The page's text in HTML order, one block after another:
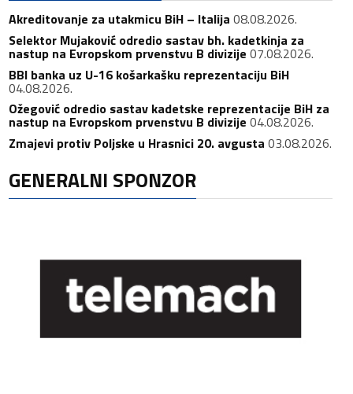
Akreditovanje za utakmicu BiH – Italija 08.08.2026.
Selektor Mujaković odredio sastav bh. kadetkinja za
nastup na Evropskom prvenstvu B divizije 07.08.2026.
BBI banka uz U-16 košarkašku reprezentaciju BiH
04.08.2026.
Ožegović odredio sastav kadetske reprezentacije BiH za
nastup na Evropskom prvenstvu B divizije 04.08.2026.
Zmajevi protiv Poljske u Hrasnici 20. avgusta 03.08.2026.
GENERALNI SPONZOR